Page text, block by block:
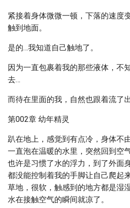
紧接着身体微微一顿，下落的速度
触到地面。
是的…我知道自己触地了。
因为一直包裹着我的那些液体，不
去…
而待在里面的我，自然也跟着流了
第002章 幼年精灵
趴在地上，感觉到有点冷，身体不
一直泡在温暖的水里，突然回到空
也许是习惯了水的浮力，到了外面
都没能控制着我的手脚让自己爬起
草地，很软，触感到的地方都是湿
水在接触空气的瞬间就凉了。